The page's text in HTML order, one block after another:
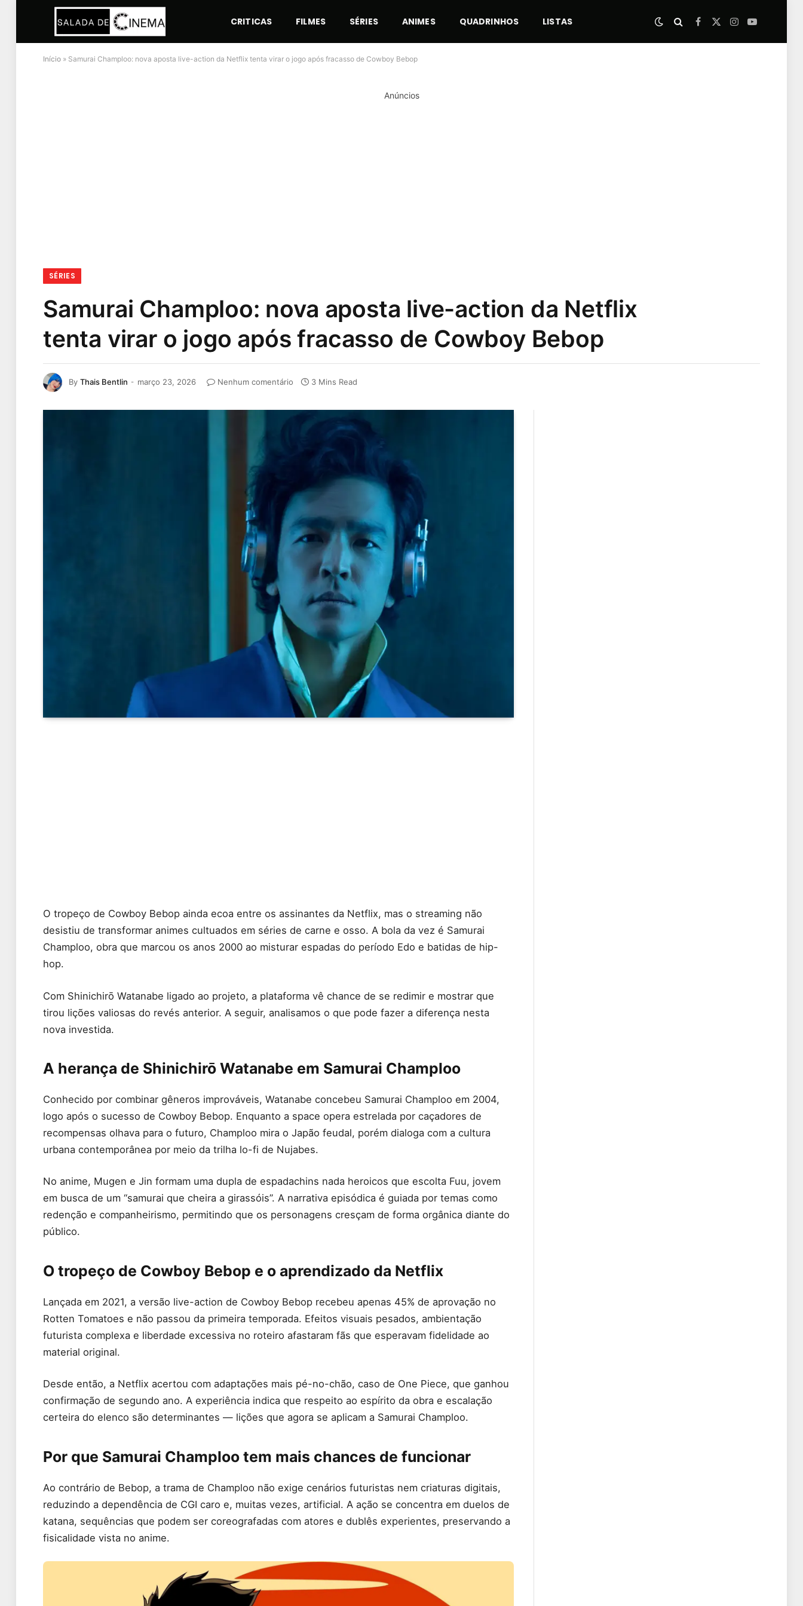
CRITICAS FILMES SÉRIES ANIMES QUADRINHOS LISTAS Facebook
X
Instagram
YouTube
Início » Samurai Champloo: nova aposta live-action da Netflix tenta virar o jogo após fracasso de Cowboy Bebop
Anúncios
SÉRIES
Samurai Champloo: nova aposta live-action da Netflix
tenta virar o jogo após fracasso de Cowboy Bebop
By Thais Bentlin março 23, 2026 Nenhum comentário 3 Mins Read
O tropeço de Cowboy Bebop ainda ecoa entre os assinantes da Netflix, mas o streaming não
desistiu de transformar animes cultuados em séries de carne e osso. A bola da vez é Samurai
Champloo, obra que marcou os anos 2000 ao misturar espadas do período Edo e batidas de hip-
hop.
Com Shinichirō Watanabe ligado ao projeto, a plataforma vê chance de se redimir e mostrar que
tirou lições valiosas do revés anterior. A seguir, analisamos o que pode fazer a diferença nesta
nova investida.
A herança de Shinichirō Watanabe em Samurai Champloo
Conhecido por combinar gêneros improváveis, Watanabe concebeu Samurai Champloo em 2004,
logo após o sucesso de Cowboy Bebop. Enquanto a space opera estrelada por caçadores de
recompensas olhava para o futuro, Champloo mira o Japão feudal, porém dialoga com a cultura
urbana contemporânea por meio da trilha lo-fi de Nujabes.
No anime, Mugen e Jin formam uma dupla de espadachins nada heroicos que escolta Fuu, jovem
em busca de um “samurai que cheira a girassóis”. A narrativa episódica é guiada por temas como
redenção e companheirismo, permitindo que os personagens cresçam de forma orgânica diante do
público.
O tropeço de Cowboy Bebop e o aprendizado da Netflix
Lançada em 2021, a versão live-action de Cowboy Bebop recebeu apenas 45% de aprovação no
Rotten Tomatoes e não passou da primeira temporada. Efeitos visuais pesados, ambientação
futurista complexa e liberdade excessiva no roteiro afastaram fãs que esperavam fidelidade ao
material original.
Desde então, a Netflix acertou com adaptações mais pé-no-chão, caso de One Piece, que ganhou
confirmação de segundo ano. A experiência indica que respeito ao espírito da obra e escalação
certeira do elenco são determinantes — lições que agora se aplicam a Samurai Champloo.
Por que Samurai Champloo tem mais chances de funcionar
Ao contrário de Bebop, a trama de Champloo não exige cenários futuristas nem criaturas digitais,
reduzindo a dependência de CGI caro e, muitas vezes, artificial. A ação se concentra em duelos de
katana, sequências que podem ser coreografadas com atores e dublês experientes, preservando a
fisicalidade vista no anime.